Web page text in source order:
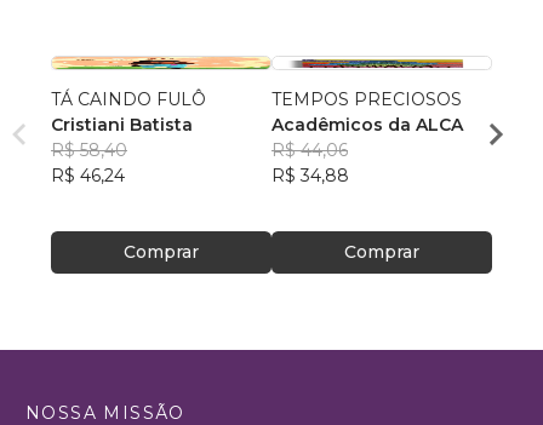
TÁ CAINDO FULÔ
Cristiani Batista
R$ 58,40
R$ 46,24
Comprar
TEMPOS PRECIOSOS
Acadêmicos da ALCA
R$ 44,06
R$ 34,88
Comprar
Katia
NOSSA MISSÃO